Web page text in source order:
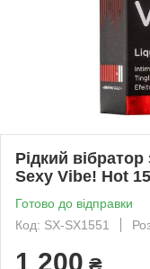
Рідкий
Sexy Vibe! Hot
Готово до відправки
Код: SX-SX1551
1 200